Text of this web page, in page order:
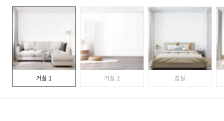
거실 1 거실 2 침실